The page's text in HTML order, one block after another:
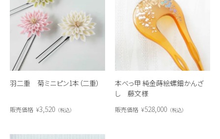
羽二重 菊ミニピン1本（二重）
販売価格 ¥3,520 税込
本べっ甲 純金蒔絵螺鈿かんざ
し 藤文様
販売価格 ¥528,000 税込